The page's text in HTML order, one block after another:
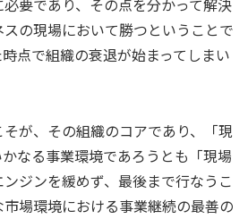
要であり、その点を分かって解決
の現場において勝つということで
点で組織の衰退が始まってしまい
が、その組織のコアであり、「現
なる事業環境であろうとも「現場
ジンを緩めず、最後まで行なうこ
場環境における事業継続の最善の